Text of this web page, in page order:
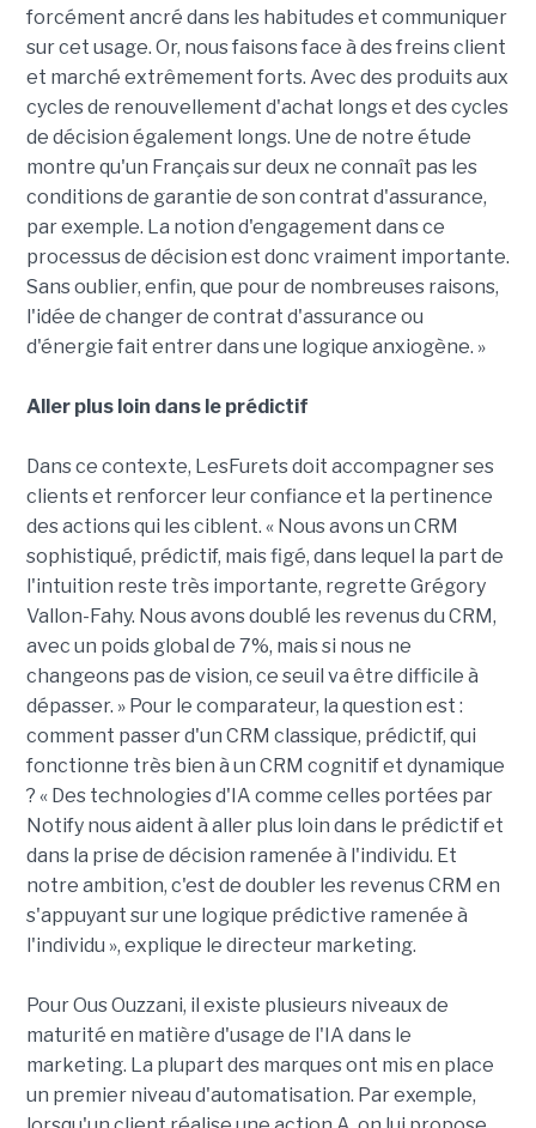
forcément ancré dans les habitudes et communiquer
sur cet usage. Or, nous faisons face à des freins client
et marché extrêmement forts. Avec des produits aux
cycles de renouvellement d'achat longs et des cycles
de décision également longs. Une de notre étude
montre qu'un Français sur deux ne connaît pas les
conditions de garantie de son contrat d'assurance,
par exemple. La notion d'engagement dans ce
processus de décision est donc vraiment importante.
Sans oublier, enfin, que pour de nombreuses raisons,
l'idée de changer de contrat d'assurance ou
d'énergie fait entrer dans une logique anxiogène. »
Aller plus loin dans le prédictif
Dans ce contexte, LesFurets doit accompagner ses
clients et renforcer leur confiance et la pertinence
des actions qui les ciblent. « Nous avons un CRM
sophistiqué, prédictif, mais figé, dans lequel la part de
l'intuition reste très importante, regrette Grégory
Vallon-Fahy. Nous avons doublé les revenus du CRM,
avec un poids global de 7%, mais si nous ne
changeons pas de vision, ce seuil va être difficile à
dépasser. » Pour le comparateur, la question est :
comment passer d'un CRM classique, prédictif, qui
fonctionne très bien à un CRM cognitif et dynamique
? « Des technologies d'IA comme celles portées par
Notify nous aident à aller plus loin dans le prédictif et
dans la prise de décision ramenée à l'individu. Et
notre ambition, c'est de doubler les revenus CRM en
s'appuyant sur une logique prédictive ramenée à
l'individu », explique le directeur marketing.
Pour Ous Ouzzani, il existe plusieurs niveaux de
maturité en matière d'usage de l'IA dans le
marketing. La plupart des marques ont mis en place
un premier niveau d'automatisation. Par exemple,